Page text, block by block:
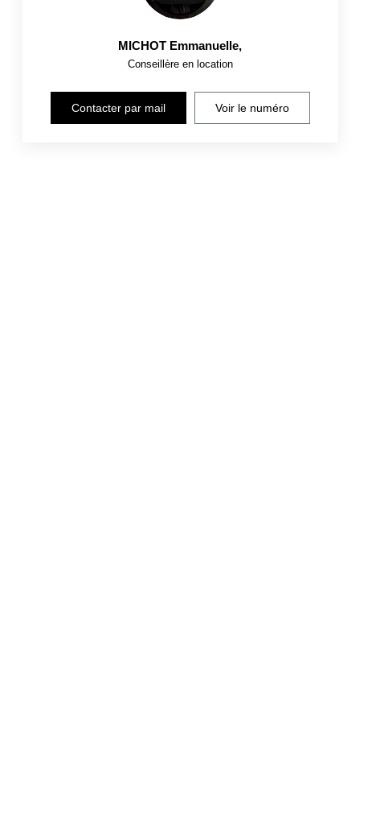
MICHOT Emmanuelle,
Conseillère en location
Contacter par mail Voir le numéro